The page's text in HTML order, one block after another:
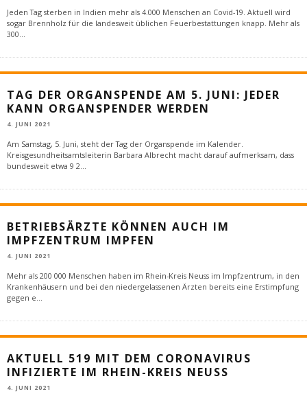
Jeden Tag sterben in Indien mehr als 4.000 Menschen an Covid-19. Aktuell wird
sogar Brennholz für die landesweit üblichen Feuerbestattungen knapp. Mehr als
300
TAG DER ORGANSPENDE AM 5. JUNI: JEDER
KANN ORGANSPENDER WERDEN
4. JUNI 2021
Am Samstag, 5. Juni, steht der Tag der Organspende im Kalender.
Kreisgesundheitsamtsleiterin Barbara Albrecht macht darauf aufmerksam, dass
bundesweit etwa 9 2
BETRIEBSÄRZTE KÖNNEN AUCH IM
IMPFZENTRUM IMPFEN
4. JUNI 2021
Mehr als 200 000 Menschen haben im Rhein-Kreis Neuss im Impfzentrum, in den
Krankenhäusern und bei den niedergelassenen Ärzten bereits eine Erstimpfung
gegen e
AKTUELL 519 MIT DEM CORONAVIRUS
INFIZIERTE IM RHEIN-KREIS NEUSS
4. JUNI 2021